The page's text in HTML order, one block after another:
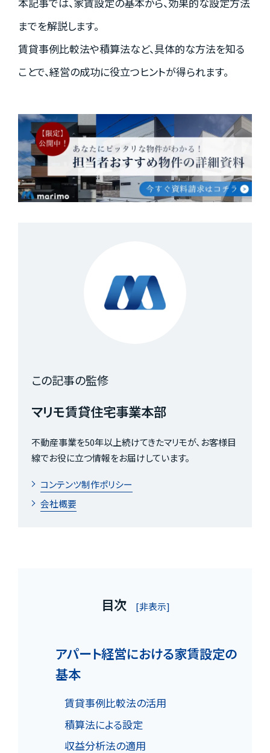
コンテンツポリシー
までを解説します。
賃貸事例比較法や積算法など、具体的な方法を知る
ことで、経営の成功に役立つヒントが得られます。
この記事の監修
マリモ賃貸住宅事業本部
不動産事業を50年以上続けてきたマリモが、お客様目
線でお役に立つ情報をお届けしています。
コンテンツ制作ポリシー
会社概要
目次 [非表示]
アパート経営における家賃設定の
基本
賃貸事例比較法の活用
積算法による設定
収益分析法の適用